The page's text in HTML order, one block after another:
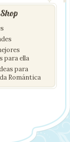
Shop
para ella
para
Romántica